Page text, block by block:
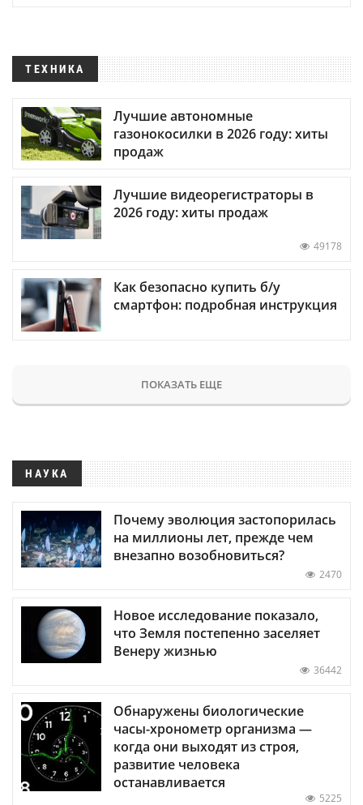
ТЕХНИКА
Лучшие автономные
газонокосилки в 2026 году: хиты
продаж
Лучшие видеорегистраторы в
2026 году: хиты продаж
49178
Как безопасно купить б/у
смартфон: подробная инструкция
ПОКАЗАТЬ ЕЩЕ
НАУКА
Почему эволюция застопорилась
на миллионы лет, прежде чем
внезапно возобновиться?
2470
Новое исследование показало,
что Земля постепенно заселяет
Венеру жизнью
36442
Обнаружены биологические
часы-хронометр организма —
когда они выходят из строя,
развитие человека
останавливается
5225